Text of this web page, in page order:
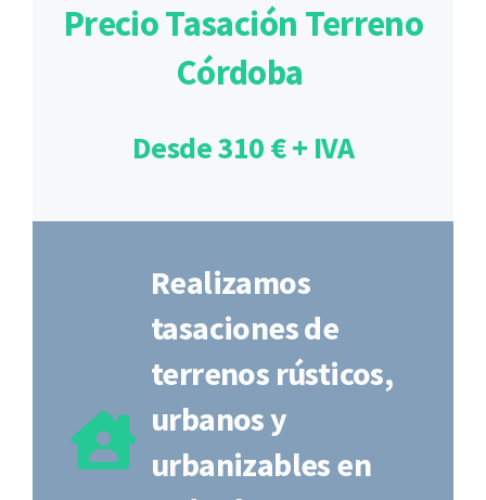
Precio Tasación Terreno
Córdoba
Desde 310 € + IVA
Realizamos
tasaciones de
terrenos rústicos,
urbanos y
urbanizables en